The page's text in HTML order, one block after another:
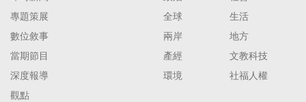
專題策展
數位敘事
當期節目
深度報導
觀點
全球
生活
兩岸
地方
產經
文教科技
環境
社福人權